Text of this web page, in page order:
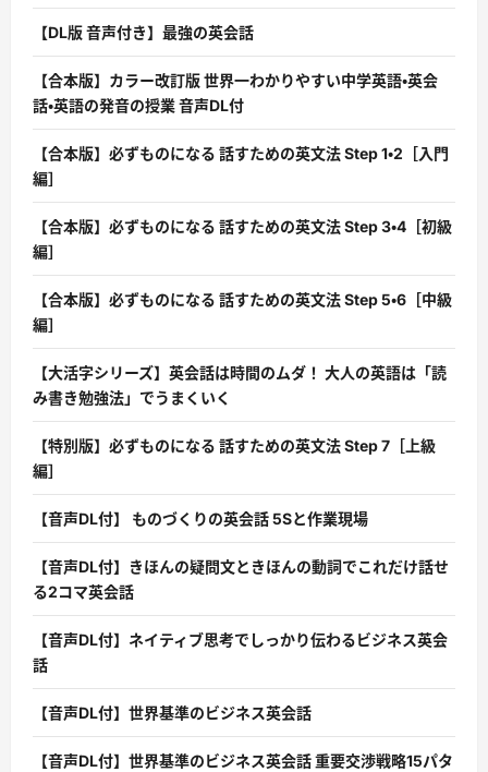
【DL版 音声付き】最強の英会話
【合本版】カラー改訂版 世界一わかりやすい中学英語・英会
話・英語の発音の授業 音声DL付
【合本版】必ずものになる 話すための英文法 Step 1・2［入門
編］
【合本版】必ずものになる 話すための英文法 Step 3・4［初級
編］
【合本版】必ずものになる 話すための英文法 Step 5・6［中級
編］
【大活字シリーズ】英会話は時間のムダ！ 大人の英語は「読
み書き勉強法」でうまくいく
【特別版】必ずものになる 話すための英文法 Step 7［上級
編］
【音声DL付】 ものづくりの英会話 5Sと作業現場
【音声DL付】きほんの疑問文ときほんの動詞でこれだけ話せ
る2コマ英会話
【音声DL付】ネイティブ思考でしっかり伝わるビジネス英会
話
【音声DL付】世界基準のビジネス英会話
【音声DL付】世界基準のビジネス英会話 重要交渉戦略15パタ